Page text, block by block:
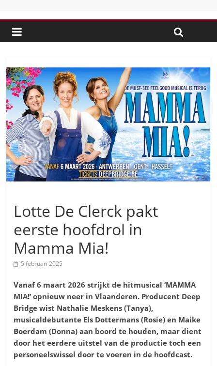
Lotte De Clerck pakt
eerste hoofdrol in
Mamma Mia!
5 februari 2025
Vanaf 6 maart 2026 strijkt de hitmusical ‘MAMMA
MIA!’ opnieuw neer in Vlaanderen. Producent Deep
Bridge wist Nathalie Meskens (Tanya),
musicaldebutante Els Dottermans (Rosie) en Maike
Boerdam (Donna) aan boord te houden, maar dient
door het eerdere uitstel van de productie toch een
personeelswissel door te voeren in de hoofdcast.